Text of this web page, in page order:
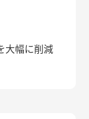
大幅に削減